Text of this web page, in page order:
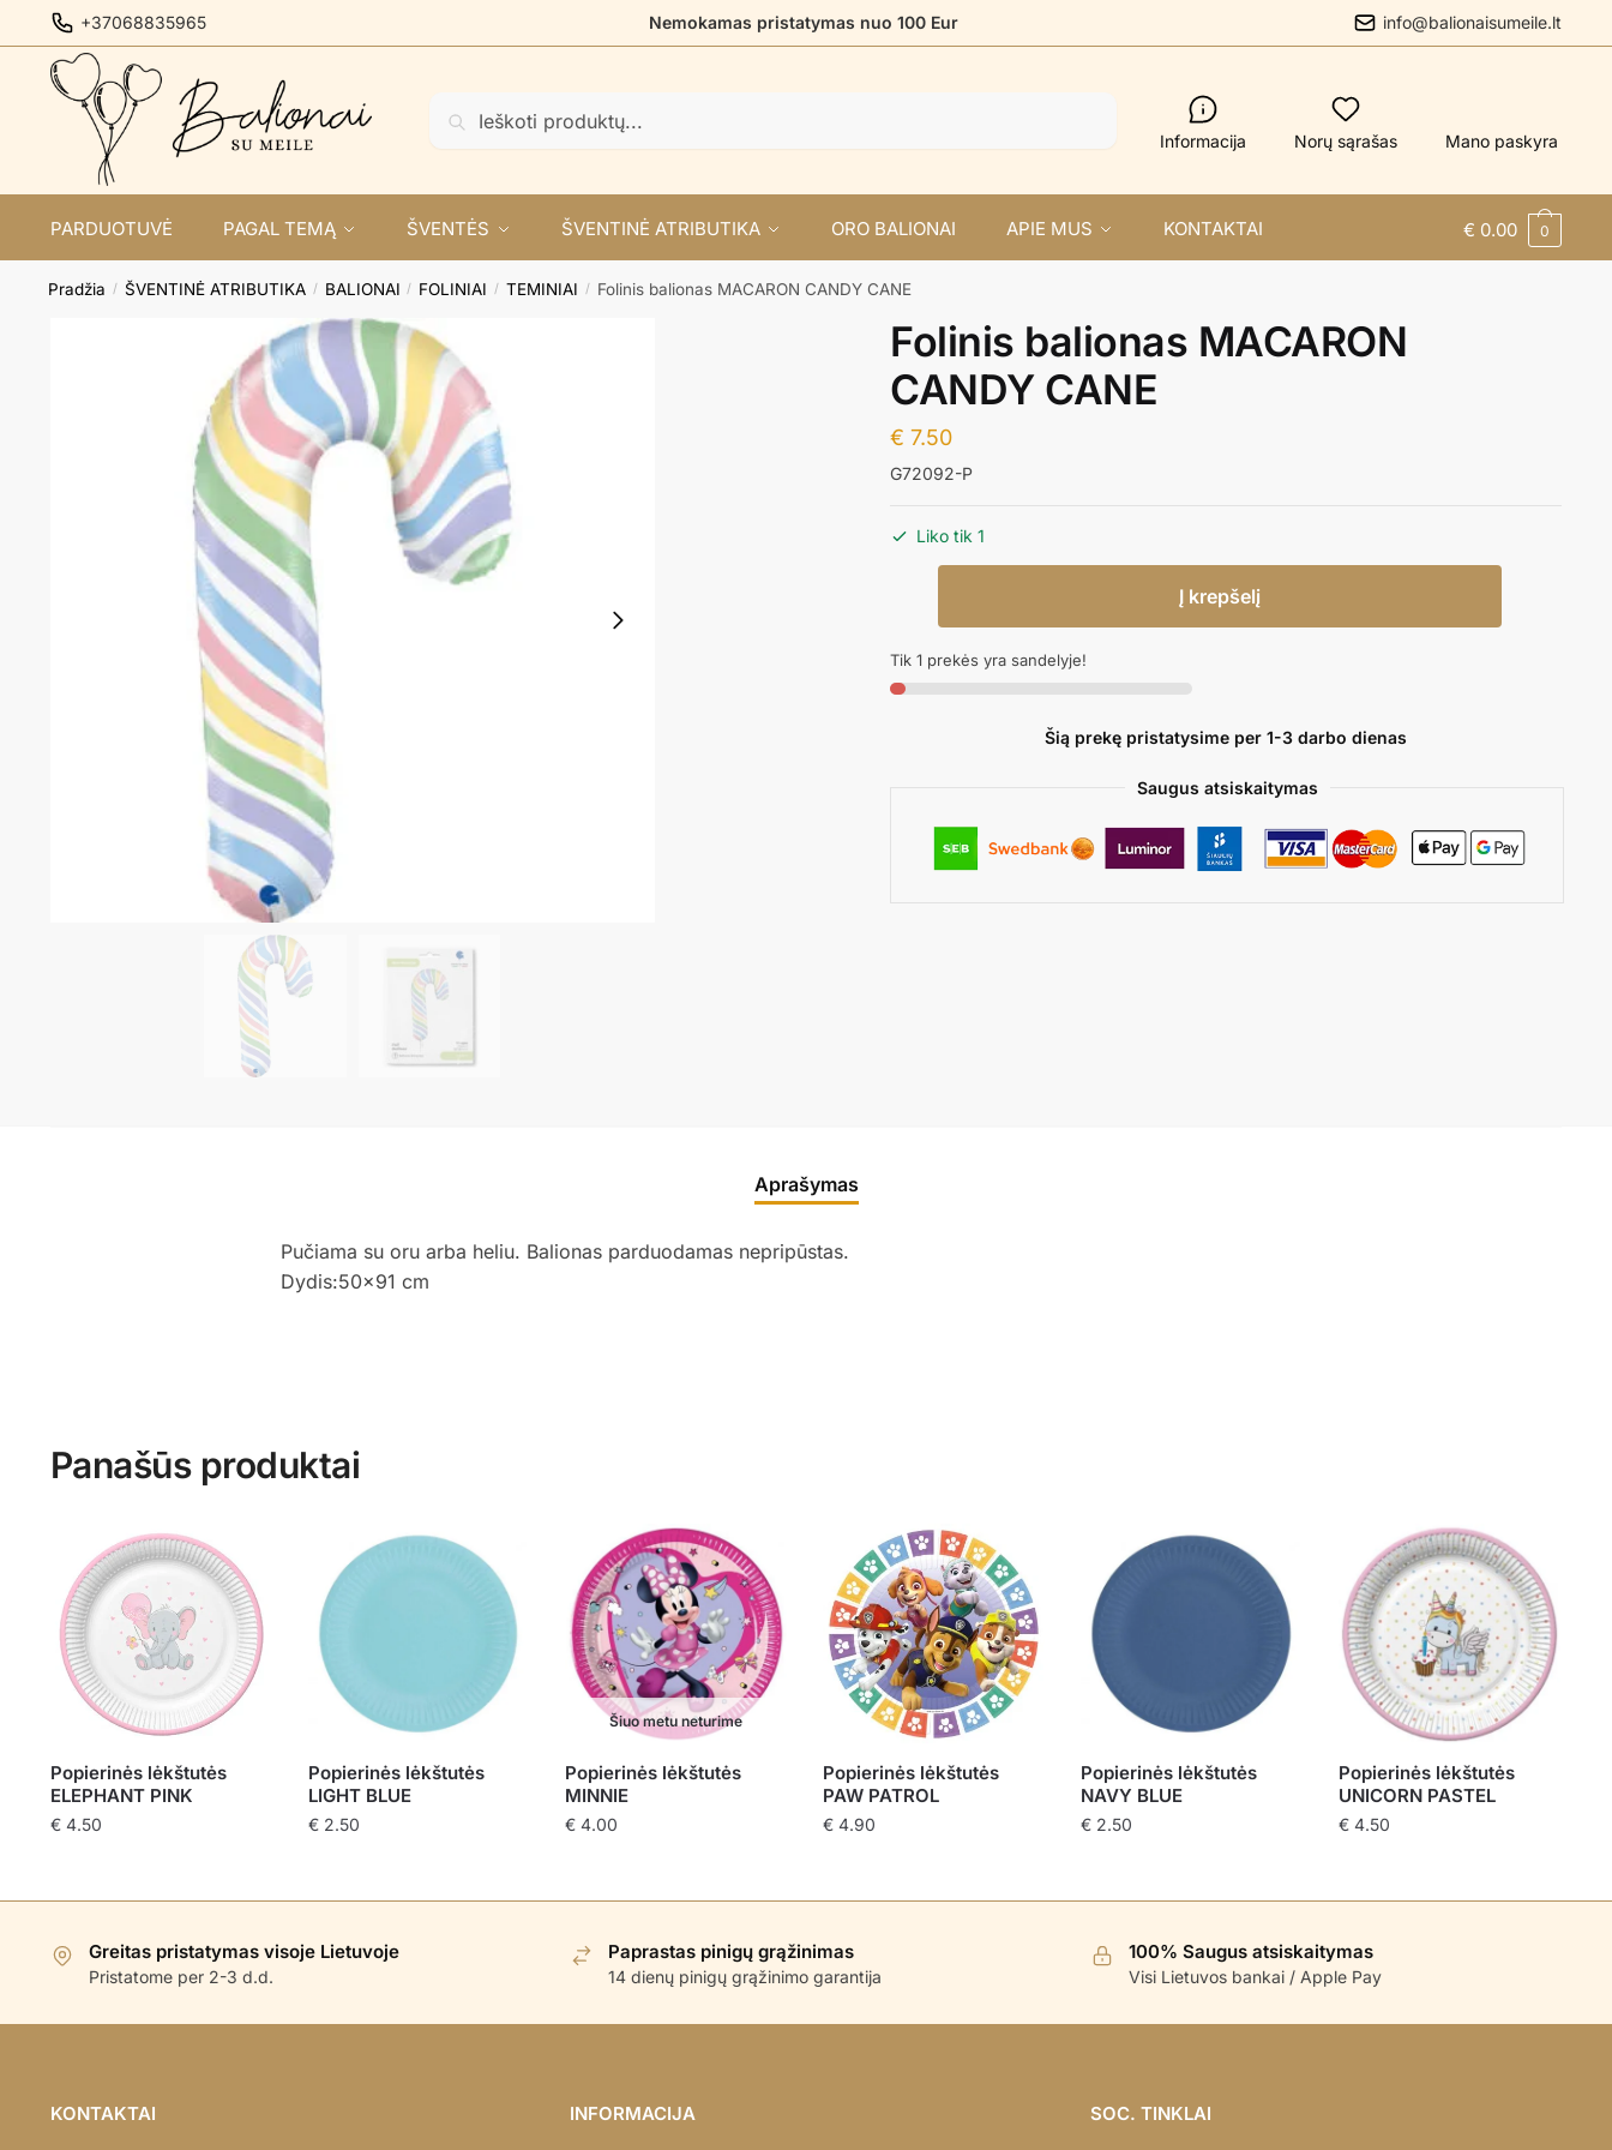
to
navigation
to
content
+37068835965 Nemokamas pristatymas nuo 100 Eur info@balionaisumeile.lt
Informacija Norų sąrašas Mano paskyra
PARDUOTUVĖ PAGAL TEMĄ ŠVENTĖS ŠVENTINĖ ATRIBUTIKA ORO BALIONAI APIE MUS KONTAKTAI € 0.00 0
Pradžia / ŠVENTINĖ ATRIBUTIKA / BALIONAI / FOLINIAI / TEMINIAI / Folinis balionas MACARON CANDY CANE
Folinis balionas MACARON
CANDY CANE
€ 7.50
G72092-P
Liko tik 1
balionas
MACARON
Į krepšelį
Tik 1 prekės yra sandelyje!
Šią prekę pristatysime per 1-3 darbo dienas
Saugus atsiskaitymas
Aprašymas
Pučiama su oru arba heliu. Balionas parduodamas nepripūstas.
Dydis:50×91 cm
Panašūs produktai
Popierinės lėkštutės
ELEPHANT PINK
€4.50
Popierinės lėkštutės
LIGHT BLUE
€2.50
Šiuo metu neturime
Popierinės lėkštutės
MINNIE
€ 4.00
Popierinės lėkštutės
PAW PATROL
€ 4.90
Popierinės lėkštutės
NAVY BLUE
€ 2.50
Popierinės lėkštutės
UNICORN PASTEL
€4.50
Greitas pristatymas visoje Lietuvoje
Pristatome per 2-3 d.d.
Paprastas pinigų grąžinimas
14 dienų pinigų grąžinimo garantija
100% Saugus atsiskaitymas
Visi Lietuvos bankai / Apple Pay
KONTAKTAI INFORMACIJA SOC. TINKLAI